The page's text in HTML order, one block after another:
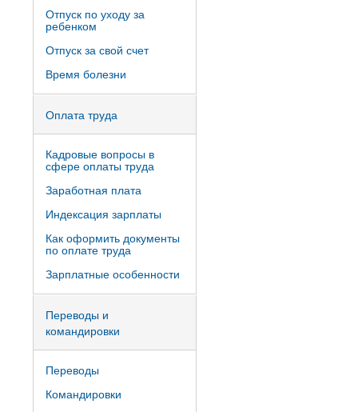
Отпуск по уходу за
ребенком
Отпуск за свой счет
Время болезни
Оплата труда
Кадровые вопросы в
сфере оплаты труда
Заработная плата
Индексация зарплаты
Как оформить документы
по оплате труда
Зарплатные особенности
Переводы и
командировки
Переводы
Командировки